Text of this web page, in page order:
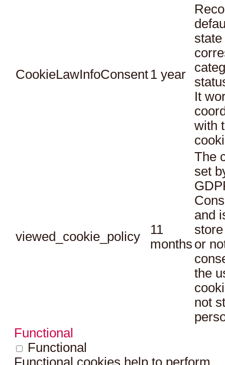
CookieLawInfoConsent 1 year
It
with
viewed_cookie_policy
11
months
The
set
and
or
the
not
Functional
Functional
Functional cookies help to perform